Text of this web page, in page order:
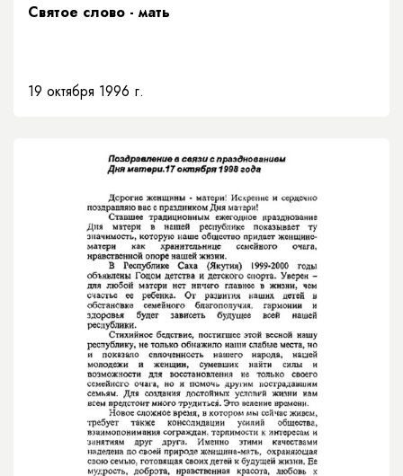
Святое слово - мать
19 октября 1996 г.